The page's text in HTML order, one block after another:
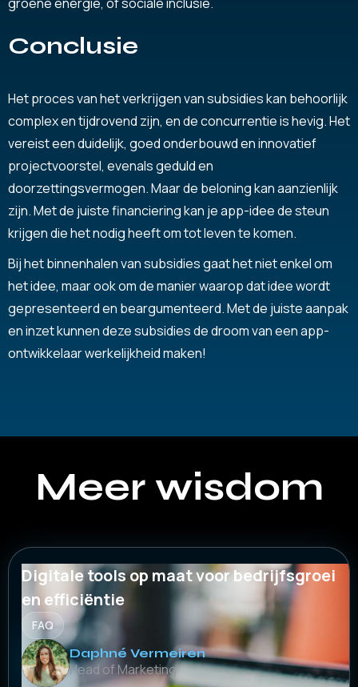
Conclusie
Het proces van het verkrijgen van subsidies kan behoorlijk
complex en tijdrovend zijn, en de concurrentie is hevig. Het
vereist een duidelijk, goed onderbouwd en innovatief
projectvoorstel, evenals geduld en
doorzettingsvermogen. Maar de beloning kan aanzienlijk
zijn. Met de juiste financiering kan je app-idee de steun
krijgen die het nodig heeft om tot leven te komen.
Bij het binnenhalen van subsidies gaat het niet enkel om
het idee, maar ook om de manier waarop dat idee wordt
gepresenteerd en beargumenteerd. Met de juiste aanpak
en inzet kunnen deze subsidies de droom van een app-
ontwikkelaar werkelijkheid maken!
Meer wisdom
Digitale tools op maat voor bedrijfsgroei
en efficiëntie
FAQ
Daphné Vermeiren
Head of Marketing